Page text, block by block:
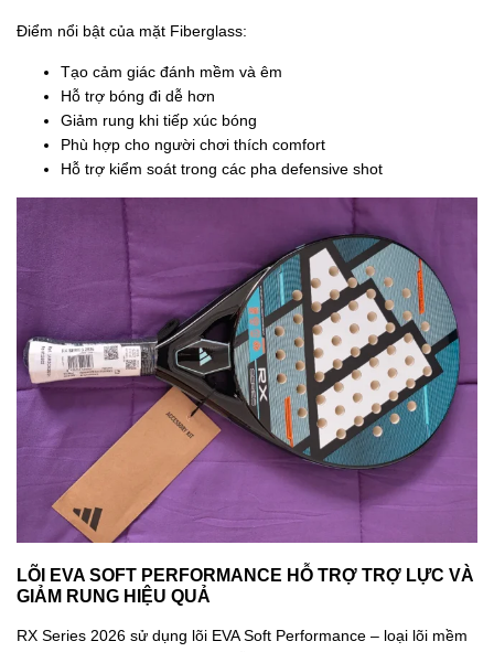
Điểm nổi bật của mặt Fiberglass:
Tạo cảm giác đánh mềm và êm
Hỗ trợ bóng đi dễ hơn
Giảm rung khi tiếp xúc bóng
Phù hợp cho người chơi thích comfort
Hỗ trợ kiểm soát trong các pha defensive shot
LÕI EVA SOFT PERFORMANCE HỖ TRỢ TRỢ LỰC VÀ
GIẢM RUNG HIỆU QUẢ
RX Series 2026 sử dụng lõi EVA Soft Performance – loại lõi mềm